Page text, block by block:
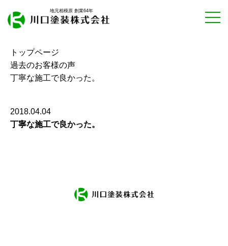
地元相模原 創業64年
トップページ
過去のお客様の声
丁寧な施工で良かった。
2018.04.04
丁寧な施工で良かった。